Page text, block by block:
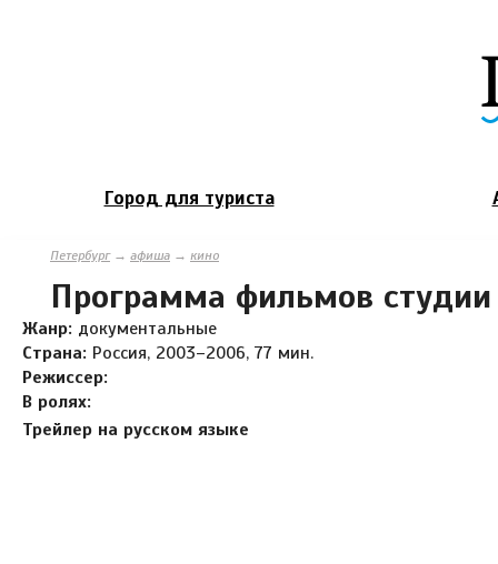
Город для туриста
Петербург→ афиша → кино
Программа фильмов студии
Жанр: документальные
Страна: Россия, 2003–2006, 77 мин.
Режиссер:
В ролях:
Трейлер на русском языке